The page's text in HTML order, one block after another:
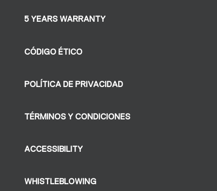
5 YEARS WARRANTY
CÓDIGO ÉTICO
POLÍTICA DE PRIVACIDAD
TÉRMINOS Y CONDICIONES
ACCESSIBILITY
WHISTLEBLOWING